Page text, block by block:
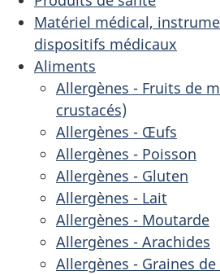
Matériel médical,
dispositifs médicaux
Aliments
Allergènes - Fruits de
crustacés)
Allergènes - Œufs
Allergènes - Poisson
Allergènes - Gluten
Allergènes - Lait
Allergènes - Moutarde
Allergènes - Arachides
Allergènes - Graines de